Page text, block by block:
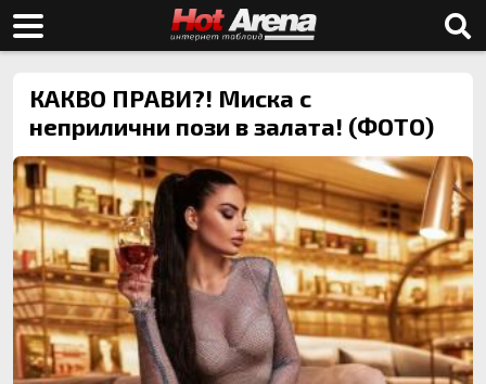
КАКВО ПРАВИ?! Миска с
неприлични пози в залата! (ФОТО)